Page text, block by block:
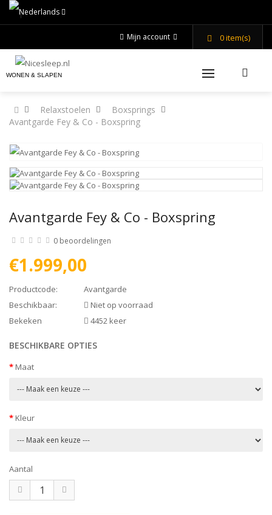
Mijn account 0item(s)
WONEN & SLAPEN
Relaxstoelen
Boxsprings
Avantgarde Fey & Co - Boxspring
Avantgarde Fey & Co - Boxspring
0 beoordelingen
€1.999,00
Productcode:
Avantgarde
Beschikbaar:
Niet op voorraad
Bekeken
4452 keer
BESCHIKBARE OPTIES
Maat
Kleur
Aantal